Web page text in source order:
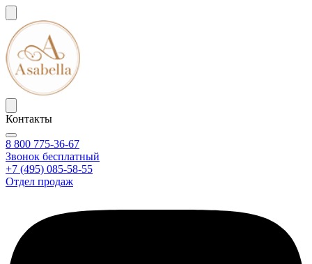
Контакты
8 800 775-36-67
Звонок бесплатный
+7 (495) 085-58-55
Отдел продаж